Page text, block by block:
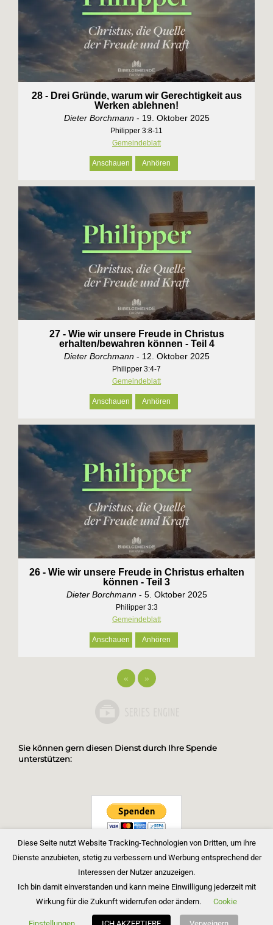
28 - Drei Gründe, warum wir Gerechtigkeit aus
Werken ablehnen!
Dieter Borchmann- 19. Oktober 2025
Philipper 3:8-11
Gemeindeblatt
Anschauen Anhören
27 - Wie wir unsere Freude in Christus
erhalten/bewahren können - Teil 4
Dieter Borchmann- 12. Oktober 2025
Philipper 3:4-7
Gemeindeblatt
Anschauen Anhören
26 - Wie wir unsere Freude in Christus erhalten
können - Teil 3
Dieter Borchmann- 5. Oktober 2025
Philipper 3:3
Gemeindeblatt
Anschauen Anhören
« »
Sie können gern diesen Dienst durch Ihre Spende
unterstützen:
Copyright © 2026 Bibelgemeinde Barnim
Diese Seite nutzt Website Tracking-Technologien von Dritten, um ihre
Dienste anzubieten, stetig zu verbessern und Werbung entsprechend der
Interessen der Nutzer anzuzeigen.
Ich bin damit einverstanden und kann meine Einwilligung jederzeit mit
Wirkung für die Zukunft widerrufen oder ändern.
Cookie